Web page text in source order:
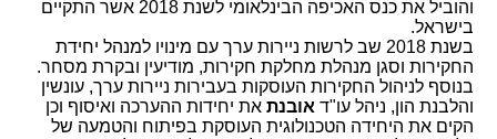
והוביל את כנס האכיפה הבינלאומי לשנת 2018 אשר התקיים
בישראל.
בשנת 2018 שב לרשות ניירות ערך עם מינויו למנהל יחידת
החקירות וסגן מנהלת מחלקת חקירות, מודיעין ובקרת מסחר.
בנוסף לניהול החקירות העוסקות בעבירות ניירות ערך, עונשין
והלבנת הון, ניהל עו"ד אובנת את יחידות ההערכה ואיסוף וכן
הקים את היחידה הטכנולוגית העוסקת בפיתוח והטמעה של